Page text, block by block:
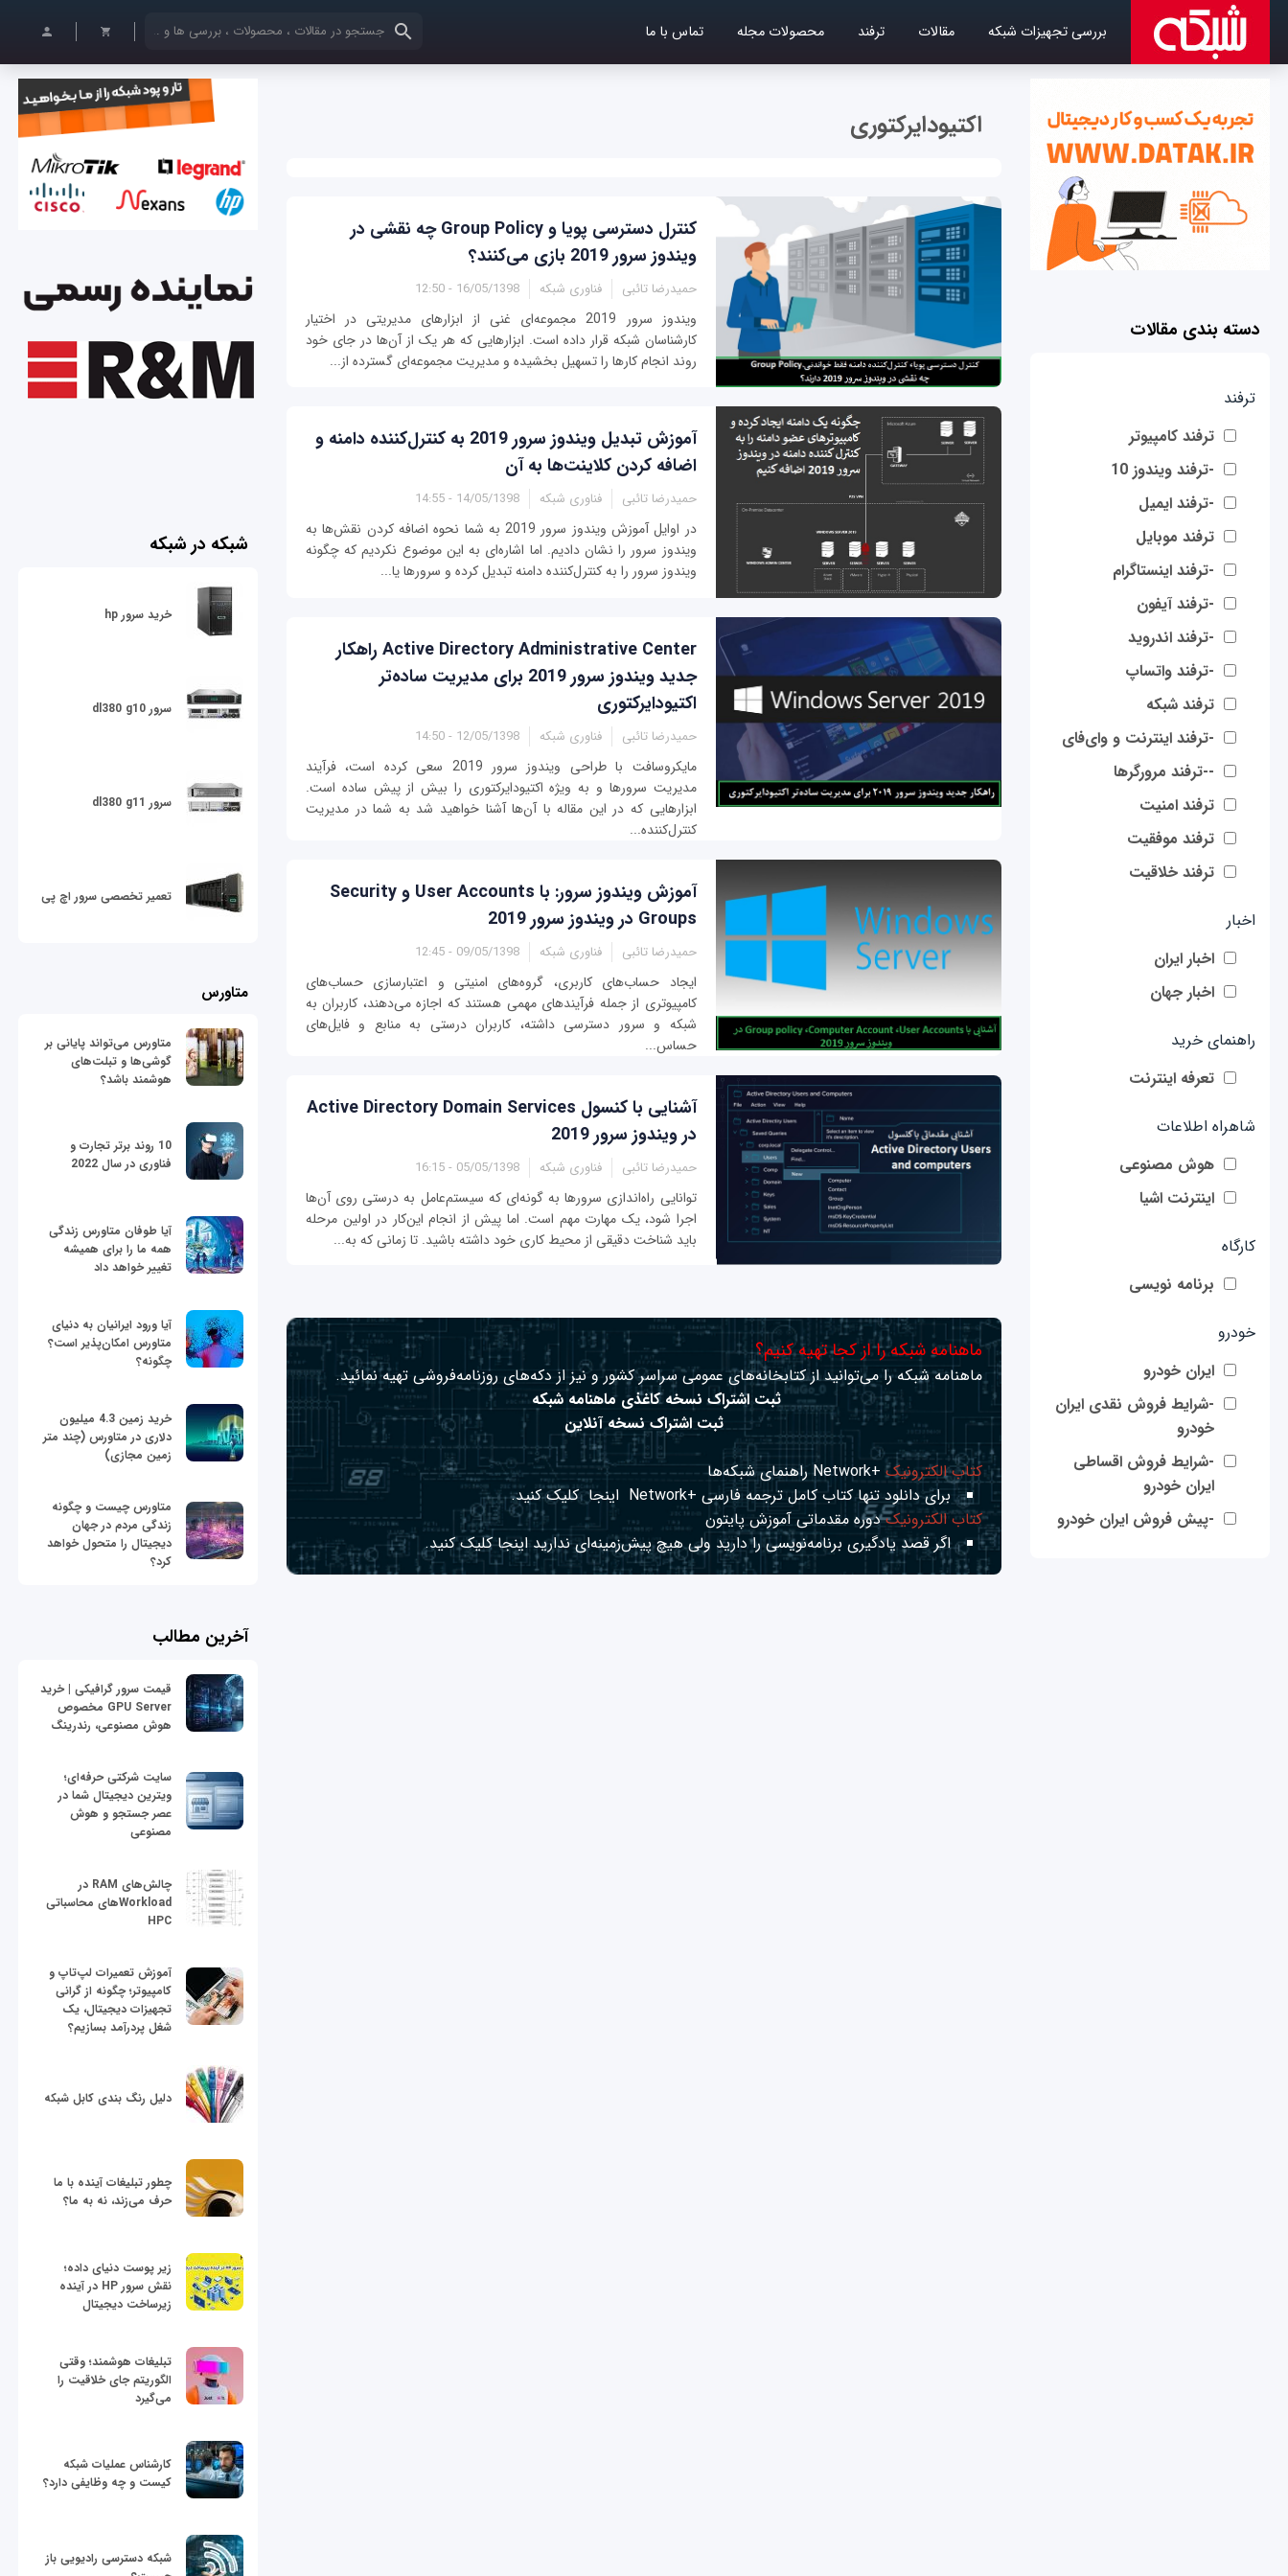
بررسی تجهیزات شبکه مقالات ترفند محصولات مجله تماس با ما کلمات کلیدی خود را وارد کنید
دسته بندی مقالات
ترفند
ترفند کامپیوتر
-ترفند ویندوز 10
-ترفند ایمیل
ترفند موبایل
-ترفند اینستاگرام
-ترفند آیفون
-ترفند اندروید
-ترفند واتساپ
ترفند شبکه
-ترفند اینترنت و وای‌فای
--ترفند مرورگرها
ترفند امنیت
ترفند موفقیت
ترفند خلاقیت
اخبار
اخبار ایران
اخبار جهان
راهنمای خرید
تعرفه اینترنت
شاهراه اطلاعات
هوش مصنوعی
اینترنت اشیا
کارگاه
برنامه نویسی
خودرو
ایران خودرو
-شرایط فروش نقدی ایران
خودرو
-شرایط فروش اقساطی
ایران خودرو
-پیش فروش ایران خودرو
اکتیودایرکتوری
کنترل دسترسی پویا و Group Policy چه نقشی در
ویندوز سرور 2019 بازی می‌کنند؟
حمیدرضا تائبی فناوری شبکه 16/05/1398 - 12:50
ویندوز سرور 2019 مجموعه‌ای غنی از ابزارهای مدیریتی در اختیار
کارشناسان شبکه قرار داده است. ابزارهایی که هر یک از آن‌ها در جای خود
روند انجام کارها را تسهیل بخشیده و مدیریت مجموعه‌ای گسترده از...
آموزش تبدیل ویندوز سرور 2019 به کنترل‌کننده دامنه و
اضافه کردن کلاینت‌ها به آن
حمیدرضا تائبی فناوری شبکه 14/05/1398 - 14:55
در اوایل آموزش ویندوز سرور 2019 به شما نحوه اضافه کردن نقش‌ها به
ویندوز سرور را نشان دادیم. اما اشاره‌ای به این موضوع نکردیم که چگونه
ویندوز سرور را به کنترل‌کننده دامنه تبدیل کرده و سرورها یا...
Active Directory Administrative Center راهکار
جدید ویندوز سرور 2019 برای مدیریت ساده‌تر
اکتیودایرکتوری
حمیدرضا تائبی فناوری شبکه 12/05/1398 - 14:50
مایکروسافت با طراحی ویندوز سرور 2019 سعی کرده است، فرآیند
مدیریت سرورها و به ویژه اکتیودایرکتوری را بیش از پیش ساده است.
ابزارهایی که در این مقاله با آن‌ها آشنا خواهید شد به شما در مدیریت
کنترل‌کننده...
آموزش ویندوز سرور: با User Accounts و Security
Groups در ویندوز سرور 2019
حمیدرضا تائبی فناوری شبکه 09/05/1398 - 12:45
ایجاد حساب‌های کاربری، گروه‌های امنیتی و اعتبارسازی حساب‌های
کامپیوتری از جمله فرآیندهای مهمی هستند که اجازه می‌دهند، کاربران به
شبکه و سرور دسترسی داشته، کاربران درستی به منابع و فایل‌های
حساس...
آشنایی با کنسول Active Directory Domain Services
در ویندوز سرور 2019
حمیدرضا تائبی فناوری شبکه 05/05/1398 - 16:15
توانایی راه‌اندازی سرورها به گونه‌ای که سیستم‌عامل به درستی روی آن‌ها
اجرا شود، یک مهارت مهم است. اما پیش از انجام این‌کار در اولین مرحله
باید شناخت دقیقی از محیط کاری خود داشته باشید. تا زمانی که به...
ماهنامه شبکه را از کجا تهیه کنیم؟
ماهنامه شبکه را می‌توانید از کتابخانه‌های عمومی سراسر کشور و نیز از دکه‌های روزنامه‌فروشی تهیه نمائید.
ثبت اشتراک نسخه کاغذی ماهنامه شبکه
ثبت اشتراک نسخه آنلاین
کتاب الکترونیک +Network راهنمای شبکه‌ها
برای دانلود تنها کتاب کامل ترجمه فارسی +Network
اینجا کلیک کنید.
کتاب الکترونیکدوره مقدماتی آموزش پایتون
اگر قصد یادگیری برنامه‌نویسی را دارید ولی هیچ پیش‌زمینه‌ای نداریداینجا کلیک کنید.
شبکه در شبکه
خرید سرور hp
سرور dl380 g10
سرور dl380 g11
تعمیر تخصصی سرور اچ پی
متاورس
متاورس می‌تواند پایانی بر
گوشی‌ها و تبلت‌های
هوشمند باشد؟
10 روند برتر تجارت و
فناوری در سال 2022
آیا طوفان متاورس زندگی
همه ما را برای همیشه
تغییر خواهد داد
آیا ورود ایرانیان به دنیای
متاورس امکان‌پذیر است؟
چگونه؟
خرید زمین 4.3 میلیون
دلاری در متاورس (چند متر
زمین مجازی)
متاورس چیست و چگونه
زندگی مردم در جهان
دیجیتال را متحول خواهد
کرد؟
آخرین مطالب
قیمت سرور گرافیکی | خرید
GPU Server مخصوص
هوش مصنوعی، رندرینگ
سایت شرکتی حرفه‌ای؛
ویترین دیجیتال شما در
عصر جستجو و هوش
مصنوعی
چالش‌های RAM در
Workloadهای محاسباتی
HPC
آموزش تعمیرات لپ‌تاپ و
کامپیوتر؛ چگونه از گرانی
تجهیزات دیجیتال، یک
شغل پردرآمد بسازیم؟
دلیل رنگ بندی کابل شبکه
چطور تبلیغات آینده با ما
حرف می‌زند، نه به ما؟
زیر پوست دنیای داده؛
نقش سرور HP در آینده
زیرساخت دیجیتال
تبلیغات هوشمند؛ وقتی
الگوریتم جای خلاقیت را
می‌گیرد
کارشناس عملیات شبکه
کیست و چه وظایفی دارد؟
شبکه دسترسی رادیویی باز